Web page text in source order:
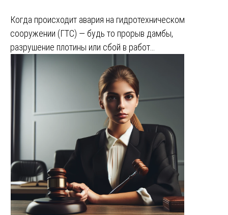
Когда происходит авария на гидротехническом
сооружении (ГТС) — будь то прорыв дамбы,
разрушение плотины или сбой в работ…